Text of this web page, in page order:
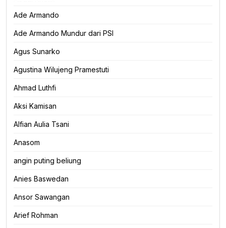
Ade Armando
Ade Armando Mundur dari PSI
Agus Sunarko
Agustina Wilujeng Pramestuti
Ahmad Luthfi
Aksi Kamisan
Alfian Aulia Tsani
Anasom
angin puting beliung
Anies Baswedan
Ansor Sawangan
Arief Rohman